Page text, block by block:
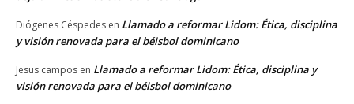
Diógenes Céspedes en Llamado a reformar Lidom: Ética, disciplina
y visión renovada para el béisbol dominicano
Jesus campos en Llamado a reformar Lidom: Ética, disciplina y
visión renovada para el béisbol dominicano